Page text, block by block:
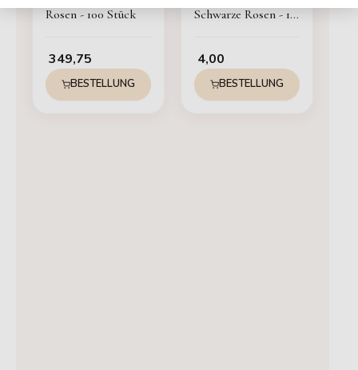
Rosen - 100 Stück
349,75
BESTELLUNG
Schwarze Rosen - 1
4,00
BESTELLUNG